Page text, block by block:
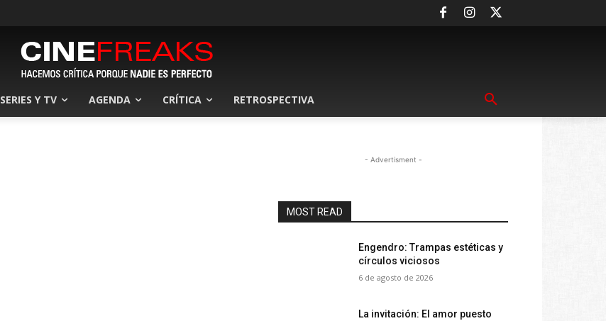
SERIES Y TV AGENDA CRÍTICA RETROSPECTIVA
- Advertisment -
MOST READ
Engendro: Trampas estéticas y
círculos viciosos
6 de agosto de 2026
La invitación: El amor puesto